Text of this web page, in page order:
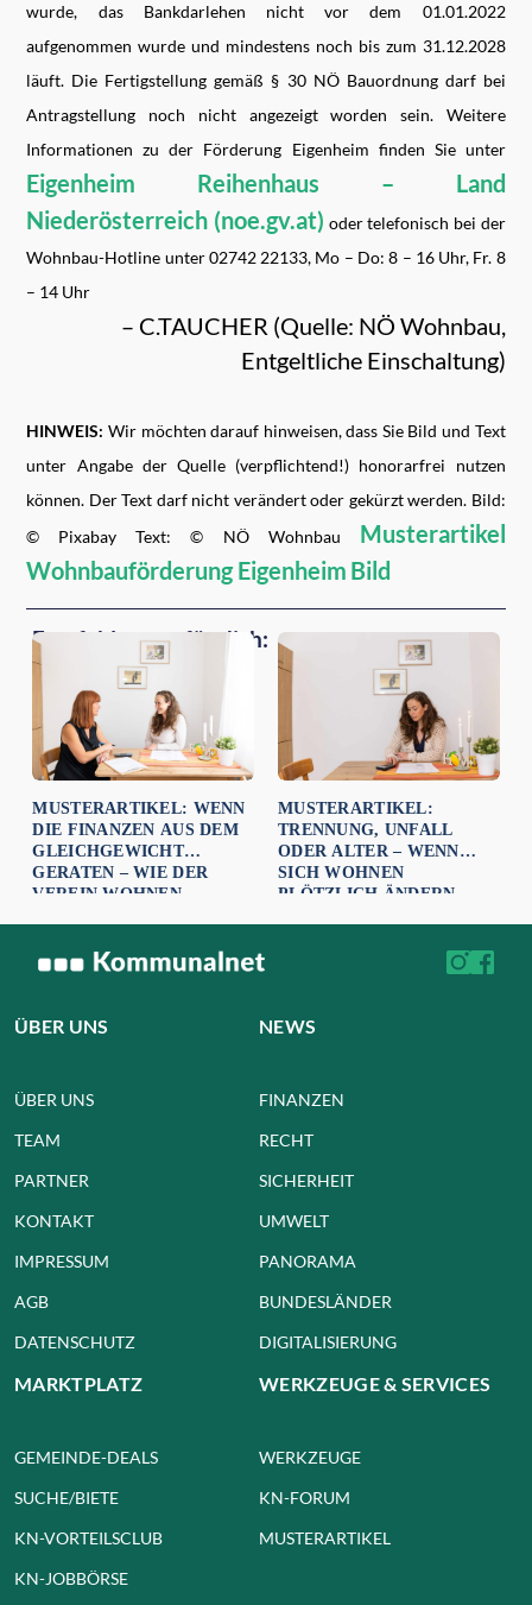
wurde, das Bankdarlehen nicht vor dem 01.01.2022
aufgenommen wurde und mindestens noch bis zum 31.12.2028
läuft. Die Fertigstellung gemäß § 30 NÖ Bauordnung darf bei
Antragstellung noch nicht angezeigt worden sein. Weitere
Informationen zu der Förderung Eigenheim finden Sie unter
Eigenheim Reihenhaus – Land
Niederösterreich (noe.gv.at) oder telefonisch bei der
Wohnbau-Hotline unter 02742 22133, Mo – Do: 8 – 16 Uhr, Fr. 8
– 14 Uhr
– C.TAUCHER (Quelle: NÖ Wohnbau,
Entgeltliche Einschaltung)
HINWEIS: Wir möchten darauf hinweisen, dass Sie Bild und Text
unter Angabe der Quelle (verpflichtend!) honorarfrei nutzen
können. Der Text darf nicht verändert oder gekürzt werden. Bild:
© Pixabay Text: © NÖ Wohnbau Musterartikel
Wohnbauförderung Eigenheim Bild
Empfehlungen für dich:
MUSTERARTIKEL: WENN
DIE FINANZEN AUS DEM
GLEICHGEWICHT
GERATEN – WIE DER
VEREIN WOHNEN
MUSTERARTIKEL:
TRENNUNG, UNFALL
ODER ALTER – WENN
SICH WOHNEN
PLÖTZLICH ÄNDERN
ÜBER UNS
ÜBER UNS
TEAM
PARTNER
KONTAKT
IMPRESSUM
AGB
DATENSCHUTZ
NEWS
FINANZEN
RECHT
SICHERHEIT
UMWELT
PANORAMA
BUNDESLÄNDER
DIGITALISIERUNG
MARKTPLATZ
GEMEINDE-DEALS
SUCHE/BIETE
KN-VORTEILSCLUB
KN-JOBBÖRSE
WERKZEUGE & SERVICES
WERKZEUGE
KN-FORUM
MUSTERARTIKEL